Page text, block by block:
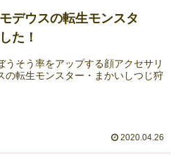
デウスの転生モンスタ
た！
そう率をアップする顔アクセサリ
の転生モンスター・まかいしつじ狩
2020.04.26